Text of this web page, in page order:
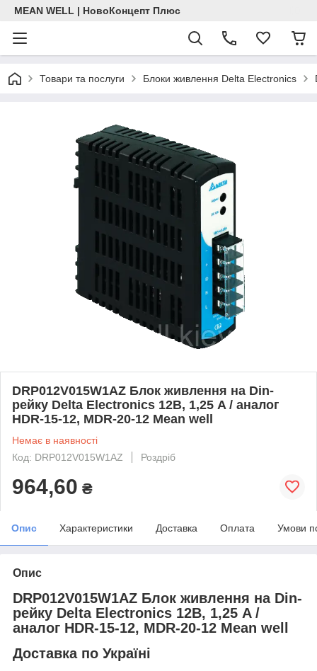
MEAN WELL | НовоКонцепт Плюс
Товари та послуги Блоки живлення Delta Electronics
DRP012V015W1AZ Блок живлення на Din-
рейку Delta Electronics 12В, 1,25 A / аналог
HDR-15-12, MDR-20-12 Mean well
Немає в наявності
Код: DRP012V015W1AZ
Роздріб
964,60 ₴
Опис Характеристики Доставка Оплата Умови
Опис
DRP012V015W1AZ Блок живлення на Din-
рейку Delta Electronics 12В, 1,25 A /
аналог HDR-15-12, MDR-20-12 Mean well
Доставка по Україні